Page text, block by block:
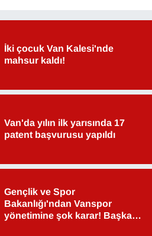
İki çocuk Van Kalesi'nde
mahsur kaldı!
Van'da yılın ilk yarısında 17
patent başvurusu yapıldı
Gençlik ve Spor
Bakanlığı'ndan Vanspor
yönetimine şok karar! Başkan